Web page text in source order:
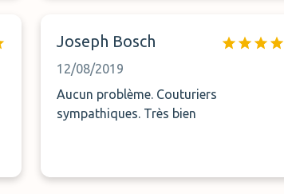
Joseph Bosch
12/08/2019
Aucun problème. Couturiers
sympathiques. Très bien